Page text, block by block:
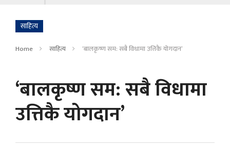
साहित्य
Home साहित्य ‘बालकृष्ण सम: सबै विधामा उत्तिकै योगदान’
‘बालकृष्ण सम: सबै विधामा
उत्तिकै योगदान’